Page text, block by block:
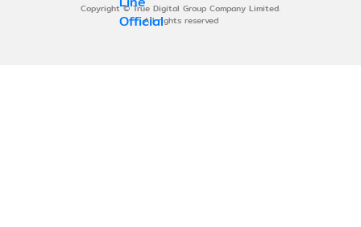
Copyright © True Digital Group Company Limited.
All rights reserved